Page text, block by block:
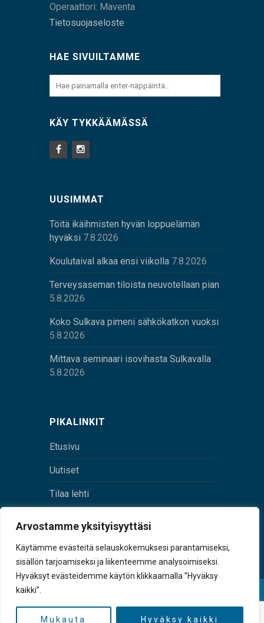
Arvostamme yksityisyyttäsi
Käytämme evästeitä selauskokemuksesi parantamiseksi,
sisällön tarjoamiseksi ja liikenteemme analysoimiseksi.
Hyväksyt evästeidemme käytön klikkaamalla ”Hyväksy
kaikki”.
Mukauta Hyväksy kaikki
Operaattori: Maventa
Tietosuojaseloste
HAE SIVUILTAMME
KÄY TYKKÄÄMÄSSÄ
UUSIMMAT
Töitä ikäihmisten hyvän loppuelämän
hyväksi 7.8.2026
Koulutaival alkaa ensi viikolla 7.8.2026
Terveysaseman tiloista neuvotellaan pian
5.8.2026
Koko Sulkava pimeni sähkökatkon vuoksi
5.8.2026
Mittava seminaari isovihasta Sulkavalla
5.8.2026
PIKALINKIT
Etusivu
Uutiset
Tilaa lehti
tunnus 0167229-8